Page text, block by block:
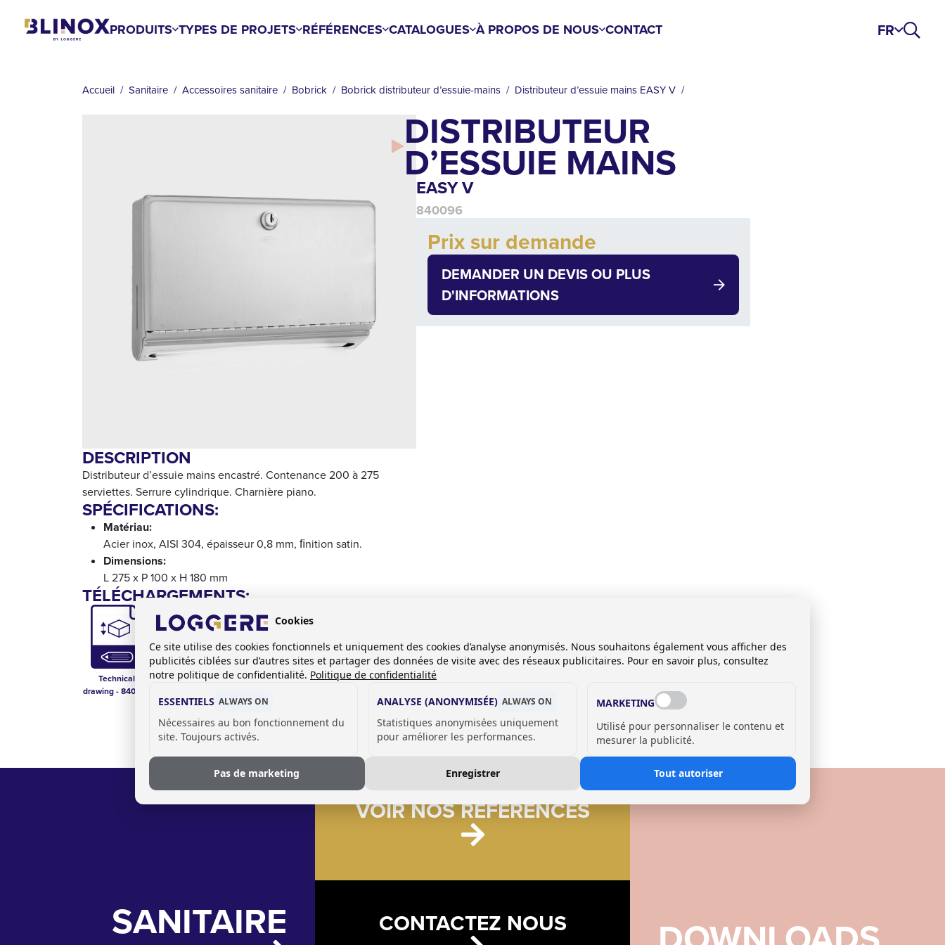
PRODUITS TYPES DE PROJETS RÉFÉRENCES CATALOGUES À PROPOS DE NOUS CONTACT FR
D'ARIANE
Accueil Sanitaire Accessoires sanitaire Bobrick Bobrick distributeur d’essuie-mains Distributeur d’essuie mains EASY V
DESCRIPTION
Distributeur d’essuie mains encastré. Contenance 200 à 275
serviettes. Serrure cylindrique. Charnière piano.
SPÉCIFICATIONS:
Matériau:
Acier inox, AISI 304, épaisseur 0,8 mm, ﬁnition satin.
Dimensions:
L 275 x P 100 x H 180 mm
TÉLÉCHARGEMENTS:
Technical
drawing - 840096
Liste de prix
Technical Data
DISTRIBUTEUR
D’ESSUIE MAINS
EASY V
840096
Quantity
Add to cart
Prix sur demande
DEMANDER UN DEVIS OU PLUS
D'INFORMATIONS
SANITAIRE
VOIR NOS RÉFÉRENCES
CONTACTEZ NOUS
Cookies
Ce site utilise des cookies fonctionnels et uniquement des cookies d’analyse anonymisés. Nous souhaitons également vous afficher des
publicités ciblées sur d’autres sites et partager des données de visite avec des réseaux publicitaires. Pour en savoir plus, consultez
notre politique de confidentialité. Politique de confidentialité
ESSENTIELS ALWAYS ON
Nécessaires au bon fonctionnement du
site. Toujours activés.
ANALYSE (ANONYMISÉE) ALWAYS ON
Statistiques anonymisées uniquement
pour améliorer les performances.
MARKETING
Utilisé pour personnaliser le contenu et
mesurer la publicité.
Pas de marketing Enregistrer Tout autoriser